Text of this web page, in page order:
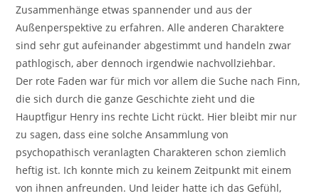
Zusammenhänge etwas spannender und aus der
Außenperspektive zu erfahren. Alle anderen Charaktere
sind sehr gut aufeinander abgestimmt und handeln zwar
pathlogisch, aber dennoch irgendwie nachvollziehbar.
Der rote Faden war für mich vor allem die Suche nach Finn,
die sich durch die ganze Geschichte zieht und die
Hauptfigur Henry ins rechte Licht rückt. Hier bleibt mir nur
zu sagen, dass eine solche Ansammlung von
psychopathisch veranlagten Charakteren schon ziemlich
heftig ist. Ich konnte mich zu keinem Zeitpunkt mit einem
von ihnen anfreunden. Und leider hatte ich das Gefühl,